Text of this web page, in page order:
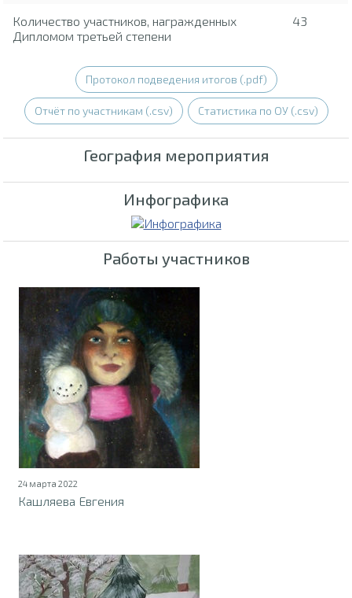
Количество участников, награжденных
Дипломом третьей степени
43
Протокол подведения итогов (.pdf)
Отчёт по участникам (.csv) Статистика по ОУ (.csv)
География мероприятия
Инфографика
Работы участников
24 марта 2022
Кашляева Евгения